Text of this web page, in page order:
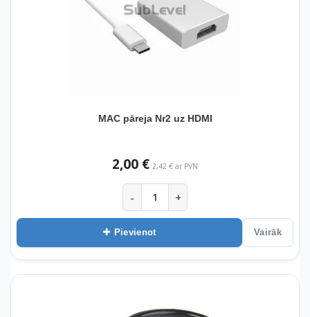
MAC pāreja Nr2 uz HDMI
2,00 € 2,42 € ar PVN
- +
Pievienot Vairāk